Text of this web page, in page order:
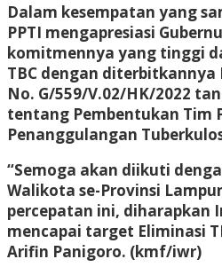
Dalam kesempatan yang
PPTI mengapresiasi
komitmennya yang tinggi
TBC dengan diterbitkannya
No. G/559/V.02/HK/2022
tentang Pembentukan Tim
Penanggulangan
“Semoga akan diikuti
Walikota se-Provinsi
percepatan ini, diharapkan
mencapai target Eliminasi
Arifin Panigoro. (kmf/iwr)